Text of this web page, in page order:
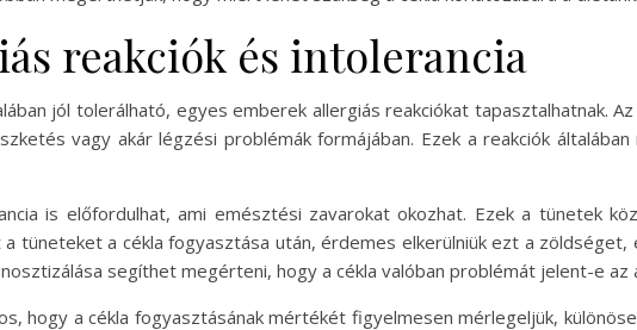
reakciók és intolerancia
jól tolerálható, egyes emberek allergiás reakciókat tapasztalhatnak.
vagy akár légzési problémák formájában. Ezek a reakciók
is előfordulhat, ami emésztési zavarokat okozhat. Ezek a tünetek
tüneteket a cékla fogyasztása után, érdemes elkerülniük ezt a zöldséget,
segíthet megérteni, hogy a cékla valóban problémát jelent-e az
hogy a cékla fogyasztásának mértékét figyelmesen mérlegeljük,